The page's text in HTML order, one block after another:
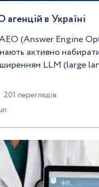
в Україні
(Answer Engine
активно
LLM (large
201 переглядів